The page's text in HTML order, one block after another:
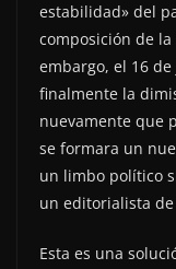
estabilidad» del
composición de
embargo, el 16
finalmente la
nuevamente que
se formara un
un limbo político
un editorialista de
Esta es una